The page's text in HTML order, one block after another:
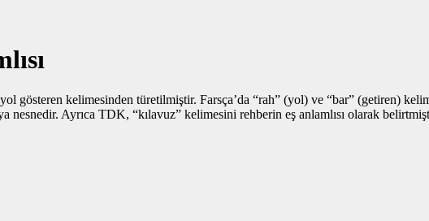
gösteren kelimesinden türetilmiştir. Farsça’da “rah” (yol) ve “bar” (getiren)
Ayrıca TDK, “kılavuz” kelimesini rehberin eş anlamlısı olarak